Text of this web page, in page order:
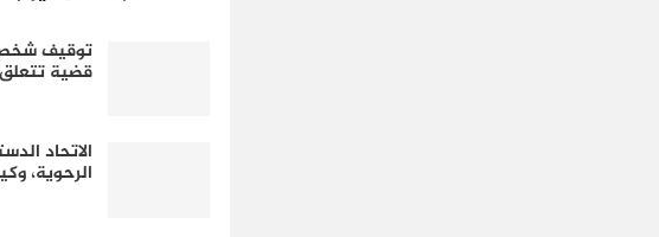
توقيف
قضية تتعلق
الاتحاد
الرحوية،